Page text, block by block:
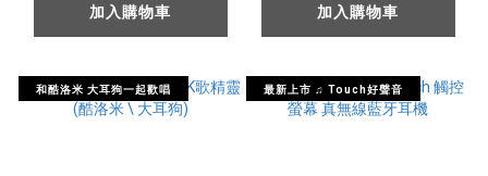
加入購物車 加入購物車
和酷洛米 大耳狗一起歡唱 最新上市 ♫ Touch好聲音